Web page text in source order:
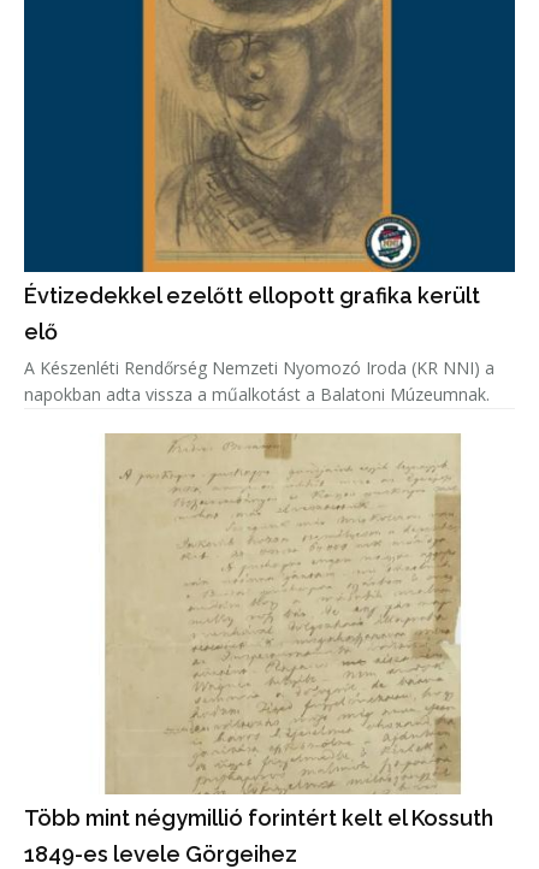
Évtizedekkel ezelőtt ellopott grafika került
elő
A Készenléti Rendőrség Nemzeti Nyomozó Iroda (KR NNI) a
napokban adta vissza a műalkotást a Balatoni Múzeumnak.
Több mint négymillió forintért kelt el Kossuth
1849-es levele Görgeihez